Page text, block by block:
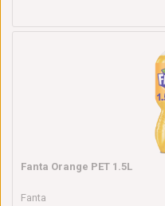
Fanta Orange PET 1.5L
Fanta